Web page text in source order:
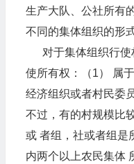
生产大队、公社所有
不同的集体组织的形式
对于集体组织行使
使所有权：（1） 属
经济组织或者村民委
不过，有的村规模比
或 者组，社或者组是
内两个以上农民集体